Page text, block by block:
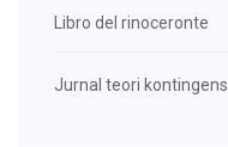
Libro del rinoceronte
Jurnal teori